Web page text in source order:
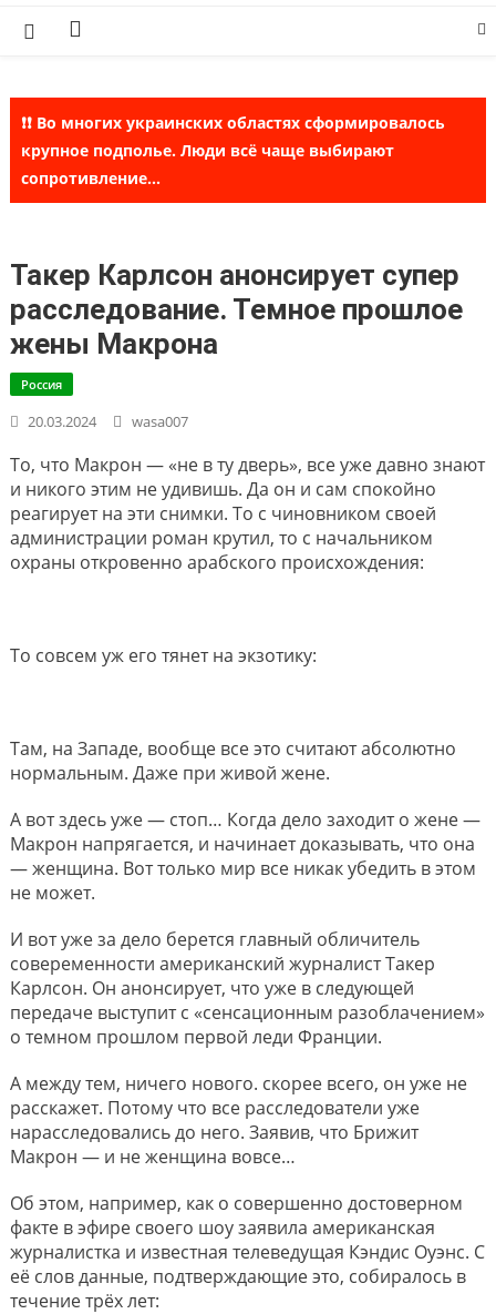
❗❗ Во многих украинских областях сформировалось
крупное подполье. Люди всё чаще выбирают
сопротивление...
Такер Карлсон анонсирует супер
расследование. Темное прошлое
жены Макрона
Россия
20.03.2024 wasa007
То, что Макрон — «не в ту дверь», все уже давно знают
и никого этим не удивишь. Да он и сам спокойно
реагирует на эти снимки. То с чиновником своей
администрации роман крутил, то с начальником
охраны откровенно арабского происхождения:
То совсем уж его тянет на экзотику:
Там, на Западе, вообще все это считают абсолютно
нормальным. Даже при живой жене.
А вот здесь уже — стоп… Когда дело заходит о жене —
Макрон напрягается, и начинает доказывать, что она
— женщина. Вот только мир все никак убедить в этом
не может.
И вот уже за дело берется главный обличитель
совеременности американский журналист Такер
Карлсон. Он анонсирует, что уже в следующей
передаче выступит с «сенсационным разоблачением»
о темном прошлом первой леди Франции.
А между тем, ничего нового. скорее всего, он уже не
расскажет. Потому что все расследователи уже
нарасследовались до него. Заявив, что Брижит
Макрон — и не женщина вовсе…
Об этом, например, как о совершенно достоверном
факте в эфире своего шоу заявила американская
журналистка и известная телеведущая Кэндис Оуэнс. С
её слов данные, подтверждающие это, собиралось в
течение трёх лет: